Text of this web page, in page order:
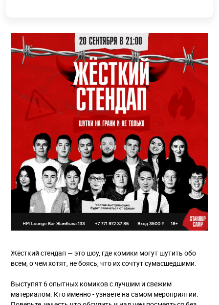
Жёсткий стендап — это шоу, где комики могут шутить обо
всем, о чем хотят, не боясь, что их сочтут сумасшедшими.
Выступят 6 опытных комиков с лучшим и свежим
материалом. Кто именно - узнаете на самом мероприятии.